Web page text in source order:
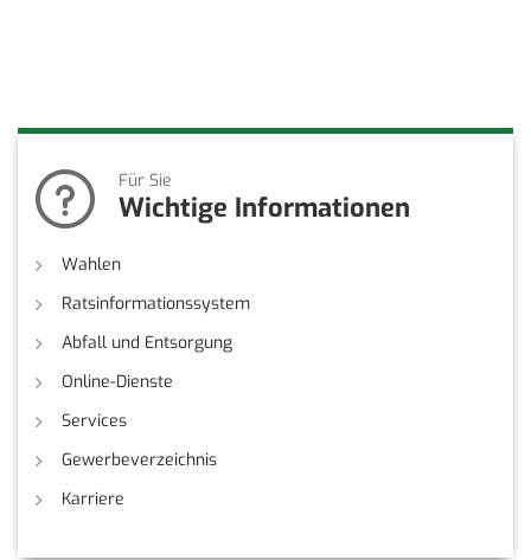
Für Sie
Wichtige Informationen
Wahlen
Ratsinformationssystem
Abfall und Entsorgung
Online-Dienste
Services
Gewerbeverzeichnis
Karriere